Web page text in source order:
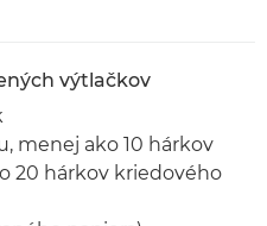
výtlačkov
menej ako 10 hárkov
20 hárkov kriedového